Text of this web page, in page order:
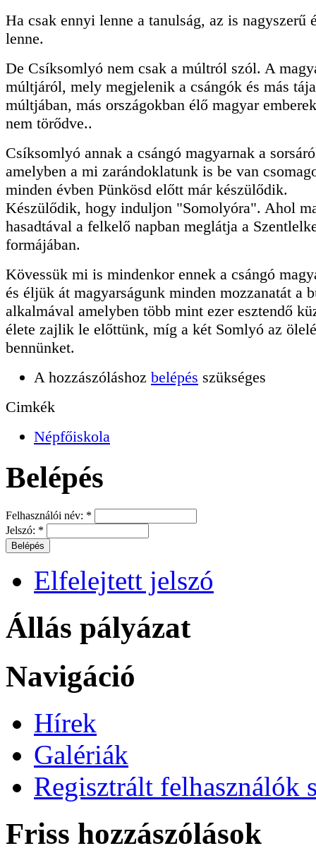
Ha csak ennyi lenne a tanulság, az is nagyszerű
lenne.
De Csíksomlyó nem csak a múltról szól. A
múltjáról, mely megjelenik a csángók és más
múltjában, más országokban élő magyar
nem törődve..
Csíksomlyó annak a csángó magyarnak a
amelyben a mi zarándoklatunk is be van
minden évben Pünkösd előtt már készülődik.
Készülődik, hogy induljon "Somolyóra". Ahol
hasadtával a felkelő napban meglátja a
formájában.
Kövessük mi is mindenkor ennek a csángó
és éljük át magyarságunk minden mozzanatát a
alkalmával amelyben több mint ezer esztendő
élete zajlik le előttünk, míg a két Somlyó az
bennünket.
A hozzászóláshoz belépés szükséges
Cimkék
Népfőiskola
Belépés
Felhasználói név: *
Jelszó: *
Elfelejtett jelszó
Állás pályázat
Navigáció
Hírek
Galériák
Regisztrált felhasználók
Friss hozzászólások